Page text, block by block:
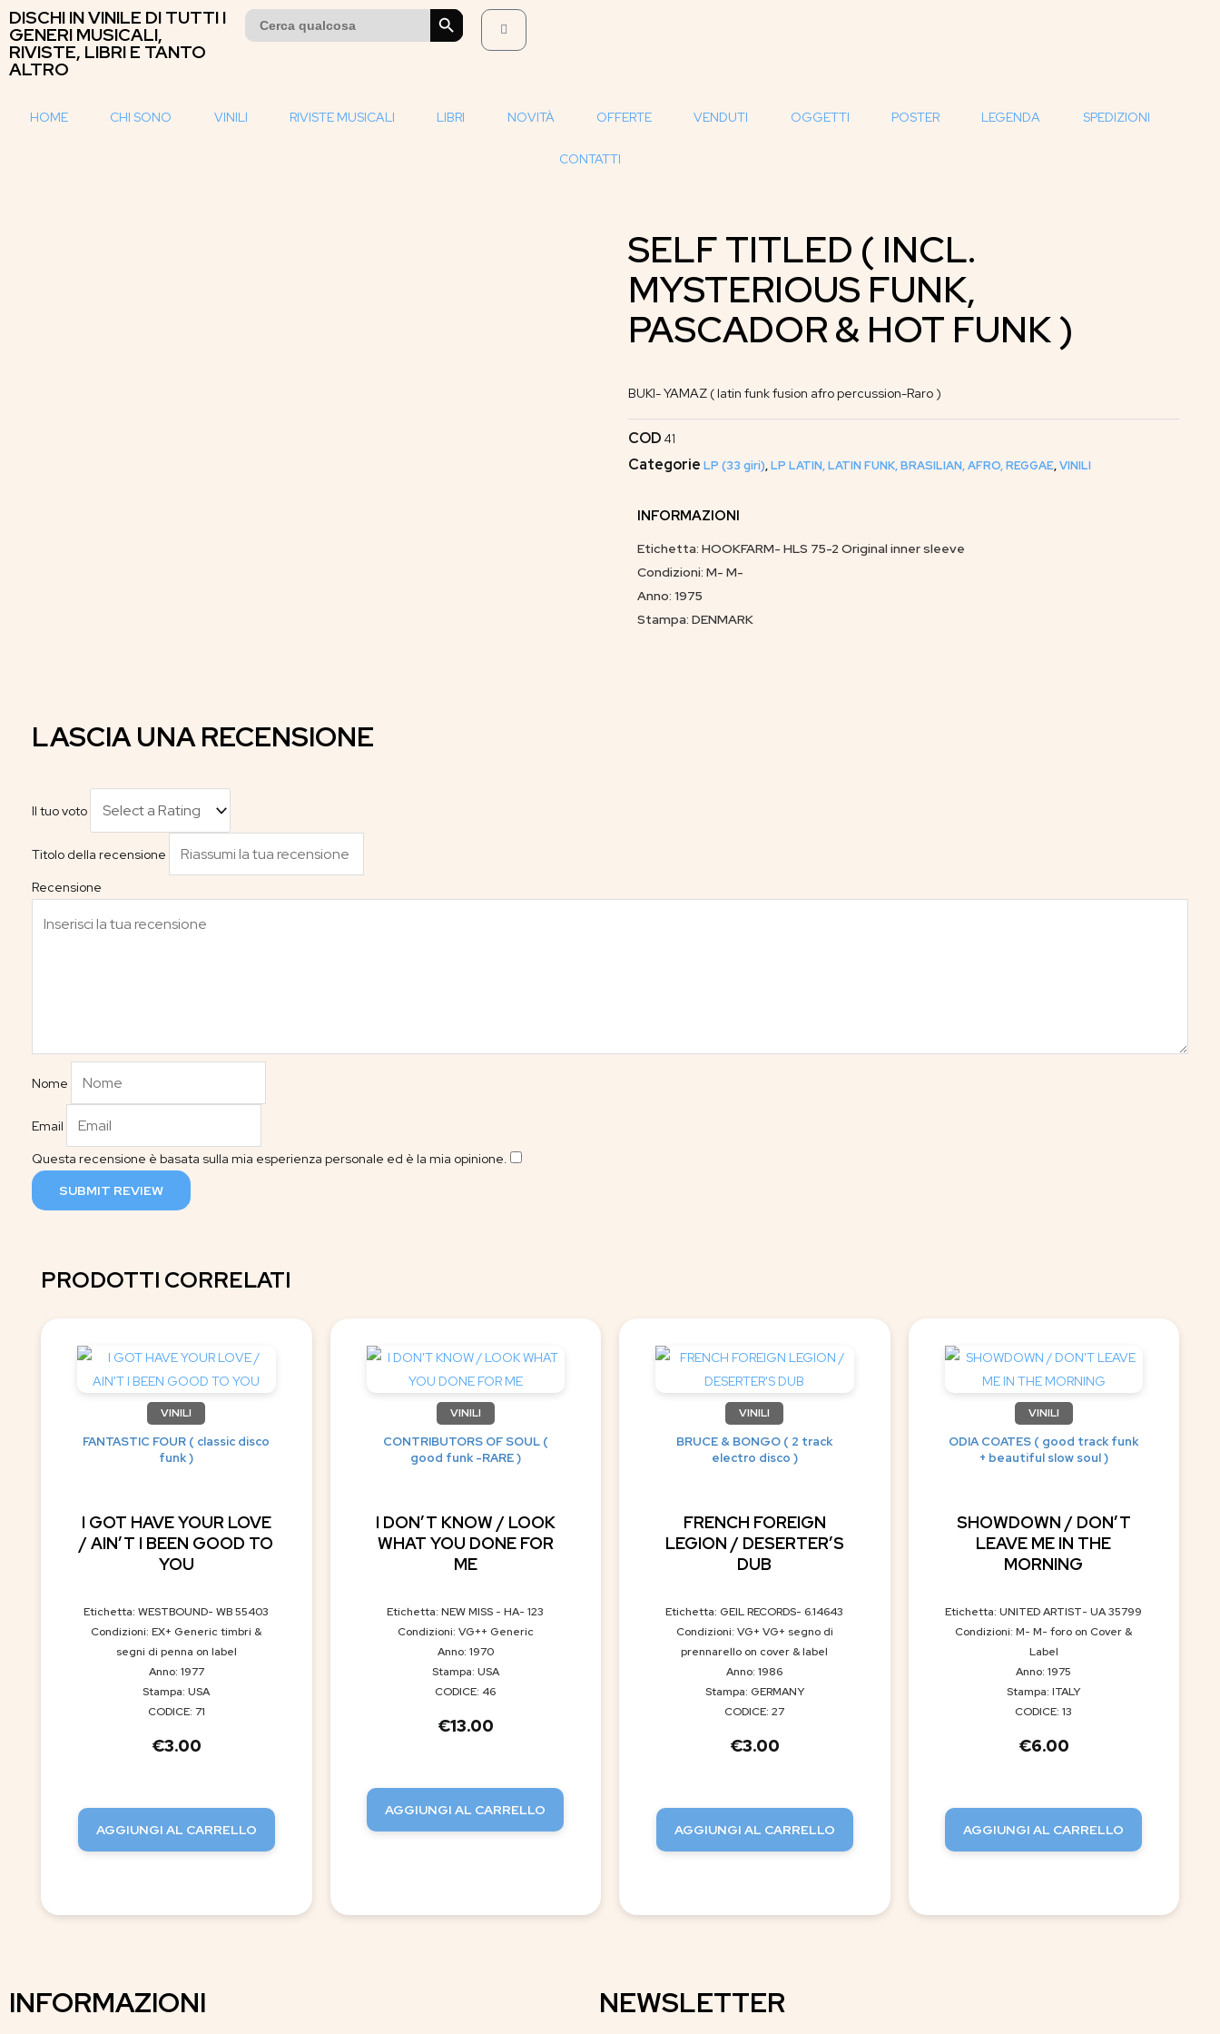
DISCHI IN VINILE DI TUTTI I
GENERI MUSICALI,
RIVISTE, LIBRI E TANTO
ALTRO
Search
for:
SEARCH BUTTON
HOME CHI SONO VINILI RIVISTE MUSICALI LIBRI NOVITÀ OFFERTE VENDUTI OGGETTI POSTER LEGENDA SPEDIZIONI
CONTATTI
SELF TITLED ( INCL.
MYSTERIOUS FUNK,
PASCADOR & HOT FUNK )
BUKI- YAMAZ ( latin funk fusion afro percussion-Raro )
COD 41
Categorie LP (33 giri),LP LATIN, LATIN FUNK, BRASILIAN, AFRO, REGGAE,VINILI
INFORMAZIONI
Etichetta: HOOKFARM- HLS 75-2 Original inner sleeve
Condizioni: M- M-
Anno: 1975
Stampa: DENMARK
LASCIA UNA RECENSIONE
Il tuo voto
Titolo della recensione
Recensione
Nome
Email
Questa recensione è basata sulla mia esperienza personale ed è la mia opinione.
SUBMIT REVIEW
PRODOTTI CORRELATI
VINILI
FANTASTIC FOUR ( classic disco
funk )
I GOT HAVE YOUR LOVE
/ AIN’T I BEEN GOOD TO
YOU
Etichetta: WESTBOUND- WB 55403
Condizioni: EX+ Generic timbri &
segni di penna on label
Anno: 1977
Stampa: USA
CODICE: 71
€3.00
AGGIUNGI AL CARRELLO
VINILI
CONTRIBUTORS OF SOUL (
good funk -RARE )
I DON’T KNOW / LOOK
WHAT YOU DONE FOR
ME
Etichetta: NEW MISS - HA- 123
Condizioni: VG++ Generic
Anno: 1970
Stampa: USA
CODICE: 46
€13.00
AGGIUNGI AL CARRELLO
VINILI
BRUCE & BONGO ( 2 track
electro disco )
FRENCH FOREIGN
LEGION / DESERTER’S
DUB
Etichetta: GEIL RECORDS- 6.14643
Condizioni: VG+ VG+ segno di
prennarello on cover & label
Anno: 1986
Stampa: GERMANY
CODICE: 27
€3.00
AGGIUNGI AL CARRELLO
VINILI
ODIA COATES ( good track funk
+ beautiful slow soul )
SHOWDOWN / DON’T
LEAVE ME IN THE
MORNING
Etichetta: UNITED ARTIST- UA 35799
Condizioni: M- M- foro on Cover &
Label
Anno: 1975
Stampa: ITALY
CODICE: 13
€6.00
AGGIUNGI AL CARRELLO
INFORMAZIONI NEWSLETTER